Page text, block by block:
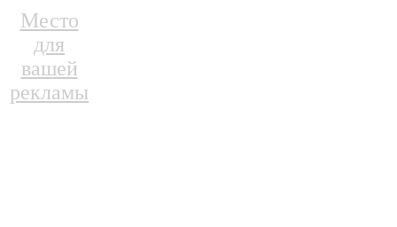
Место
для
вашей
рекламы